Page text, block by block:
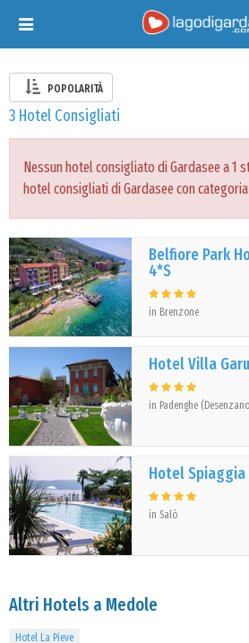
Toggle
navigation
POPOLARITÀ
3 Hotel Consigliati
Nessun hotel consigliato di Gardasee a 1
hotel consigliati di Gardasee con
Belfiore Park
4*S
in Brenzone
Hotel Villa
in Padenghe
Hotel Spiaggia
in Salò
Altri Hotels a Medole
Hotel La Pieve